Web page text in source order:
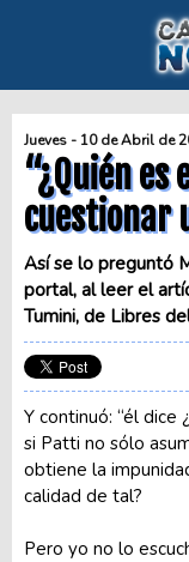
Jueves - 10 de Abril de
“¿Quién es
cuestionar
Así se lo preguntó
portal, al leer el
Tumini, de Libres
Y continuó: “él dice
si Patti no sólo
obtiene la
calidad de tal?
Pero yo no lo